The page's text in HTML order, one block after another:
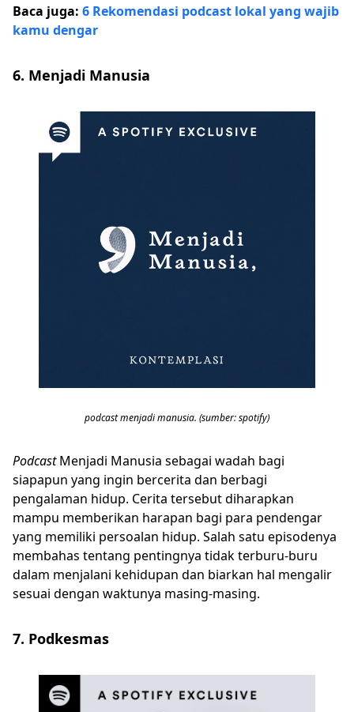
Baca juga: 6 Rekomendasi podcast lokal yang wajib
kamu dengar
6. Menjadi Manusia
podcast menjadi manusia. (sumber: spotify)
PodcastMenjadi Manusia sebagai wadah bagi
siapapun yang ingin bercerita dan berbagi
pengalaman hidup. Cerita tersebut diharapkan
mampu memberikan harapan bagi para pendengar
yang memiliki persoalan hidup. Salah satu episodenya
membahas tentang pentingnya tidak terburu-buru
dalam menjalani kehidupan dan biarkan hal mengalir
sesuai dengan waktunya masing-masing.
7. Podkesmas